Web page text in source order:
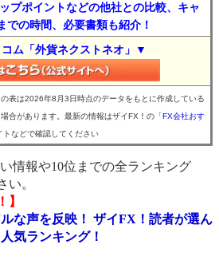
プポイントなどの他社との比較、キャ
での時間、必要書類も紹介！
ム「外貨ネクストネオ」▼
表は2026年8月3日時点のデータをもとに作成している
合があります。最新の情報はザイFX！の 「FX会社おす
などで確認してください
情報や10位までの全ランキング
い。
】
な声を反映！ ザイFX！読者が選ん
気ランキング！